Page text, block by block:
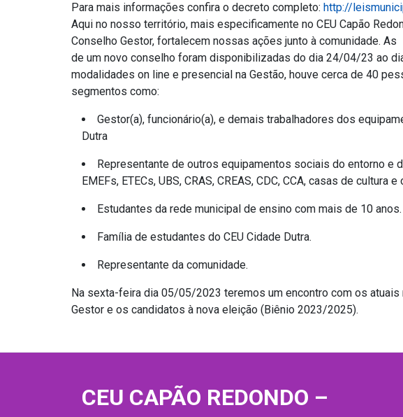
Para mais informações confira o decreto completo: http://
Aqui no nosso território, mais especificamente no CEU Capão
Conselho Gestor, fortalecem nossas ações junto à comunidade.
de um novo conselho foram disponibilizadas do dia 24/04/23 ao
modalidades on line e presencial na Gestão, houve cerca de 40
segmentos como:
Gestor(a), funcionário(a), e demais trabalhadores dos
Dutra
Representante de outros equipamentos sociais do entorno e
EMEFs, ETECs, UBS, CRAS, CREAS, CDC, CCA, casas de cultura e
Estudantes da rede municipal de ensino com mais de 10 anos.
Família de estudantes do CEU Cidade Dutra.
Representante da comunidade.
Na sexta-feira dia 05/05/2023 teremos um encontro com os
Gestor e os candidatos à nova eleição (Biênio 2023/2025).
CEU CAPÃO REDONDO –